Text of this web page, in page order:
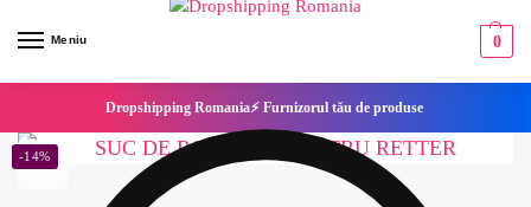
Meniu 0
Dropshipping Romania⚡ Furnizorul tău de produse
-14%